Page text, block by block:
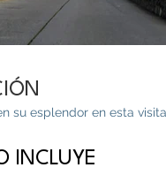
su esplendor en esta
INCLUYE